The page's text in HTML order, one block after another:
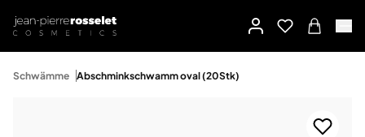
Schwämme Abschminkschwamm oval (20Stk)